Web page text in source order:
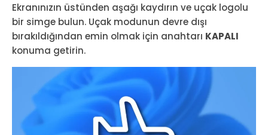
Ekranınızın üstünden aşağı kaydırın ve uçak logolu
bir simge bulun. Uçak modunun devre dışı
bırakıldığından emin olmak için anahtarı KAPALI
konuma getirin.